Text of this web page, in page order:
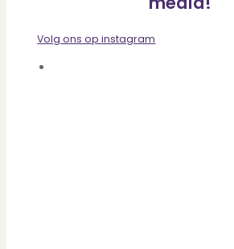
Volg ons op instagram